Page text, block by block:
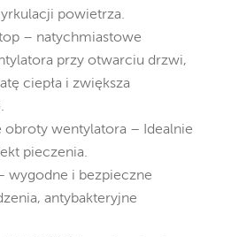
powietrza.
– natychmiastowe
przy otwarciu drzwi,
ciepła i zwiększa
obroty wentylatora – Idealnie
pieczenia.
wygodne i bezpieczne
antybakteryjne